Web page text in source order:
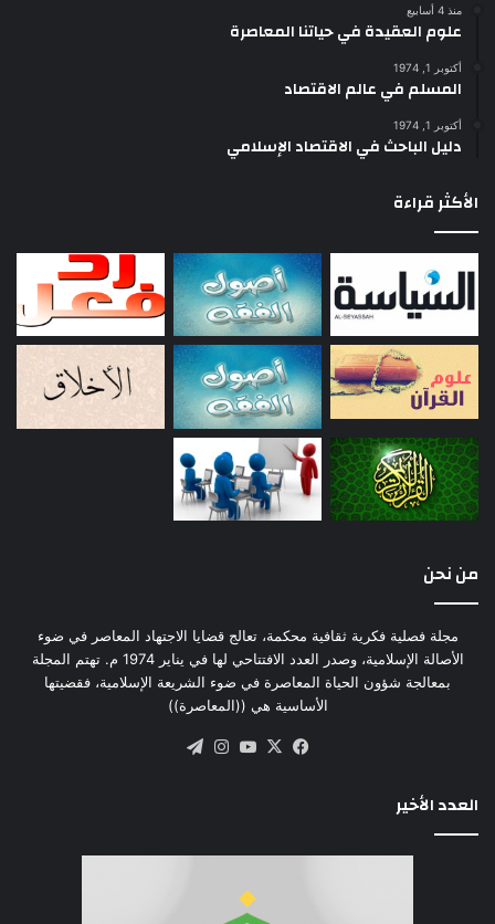
منذ 4 أسابيع
علوم العقيدة في حياتنا المعاصرة
أكتوبر 1, 1974
المسلم في عالم الاقتصاد
أكتوبر 1, 1974
دليل الباحث في الاقتصاد الإسلامي
الأكثر قراءة
من نحن
مجلة فصلية فكرية ثقافية محكمة، تعالج قضايا الاجتهاد المعاصر في ضوء
الأصالة الإسلامية، وصدر العدد الافتتاحي لها في يناير 1974 م. تهتم المجلة
بمعالجة شؤون الحياة المعاصرة في ضوء الشريعة الإسلامية، فقضيتها
الأساسية هي ((المعاصرة))
فيسبوك
‫X
‫YouTube
انستقرام
العدد الأخير